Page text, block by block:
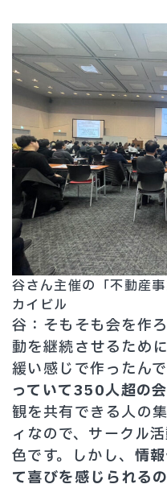
谷さん主催の「不動産
カイビル
谷：そもそも会を作
動を継続させるため
緩い感じで作ったん
っていて350人超の会
観を共有できる人の
ィなので、サークル
色です。しかし、 情
て喜びを感じられる